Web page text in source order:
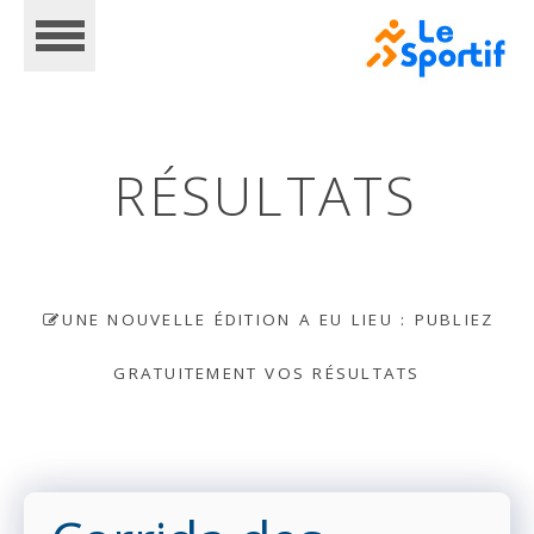
CALENDRIER
RÉSULTATS
UNE NOUVELLE ÉDITION A EU LIEU : PUBLIEZ
GRATUITEMENT VOS RÉSULTATS